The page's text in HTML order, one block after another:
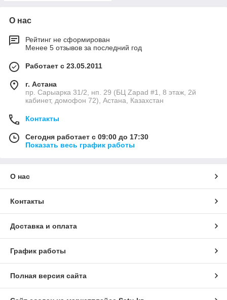
О нас
Рейтинг не сформирован
Менее 5 отзывов за последний год
Работает с 23.05.2011
г. Астана
пр. Сарыарка 31/2, нп. 29 (БЦ Zapad #1, 8 этаж, 2й
кабинет, домофон 72), Астана, Казахстан
Контакты
Сегодня работает с 09:00 до 17:30
Показать весь график работы
О нас
Контакты
Доставка и оплата
График работы
Полная версия сайта